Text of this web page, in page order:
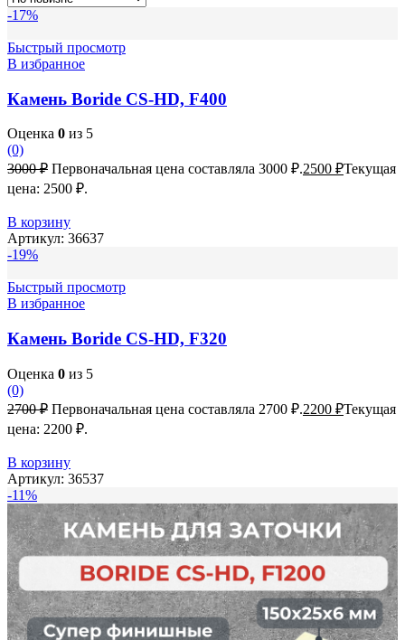
-17%
Быстрый просмотр
В избранное
Камень Boride CS-HD, F400
Оценка 0 из 5
(0)
3000₽ Первоначальная цена составляла 3000 ₽.2500 ₽Текущая
цена: 2500 ₽.
В корзину
Артикул: 36637
-19%
Быстрый просмотр
В избранное
Камень Boride CS-HD, F320
Оценка 0 из 5
(0)
2700₽ Первоначальная цена составляла 2700 ₽.2200 ₽Текущая
цена: 2200 ₽.
В корзину
Артикул: 36537
-11%